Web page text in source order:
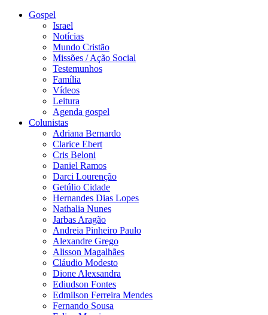
Gospel
Israel
Notícias
Mundo Cristão
Missões / Ação Social
Testemunhos
Família
Vídeos
Leitura
Agenda gospel
Colunistas
Adriana Bernardo
Clarice Ebert
Cris Beloni
Daniel Ramos
Darci Lourenção
Getúlio Cidade
Hernandes Dias Lopes
Nathalia Nunes
Jarbas Aragão
Andreia Pinheiro Paulo
Alexandre Grego
Alisson Magalhães
Cláudio Modesto
Dione Alexsandra
Ediudson Fontes
Edmilson Ferreira Mendes
Fernando Sousa